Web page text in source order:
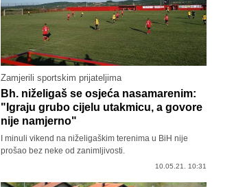
Zamjerili sportskim prijateljima
Bh. niželigaš se osjeća nasamarenim:
"Igraju grubo cijelu utakmicu, a govore
nije namjerno"
I minuli vikend na niželigaškim terenima u BiH nije
prošao bez neke od zanimljivosti.
10.05.21. 10:31